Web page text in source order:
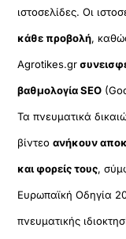
ιστοσελίδες. Οι
κάθε προβολή,
Agrotikes.gr
βαθμολογία SEO
Τα πνευματικά
βίντεοανήκουν
και φορείς τους,
Ευρωπαϊκή Οδηγία
πνευματικής